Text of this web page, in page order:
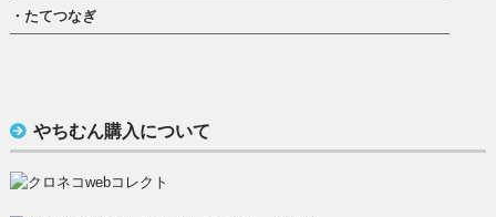
・たてつなぎ
やちむん購入について